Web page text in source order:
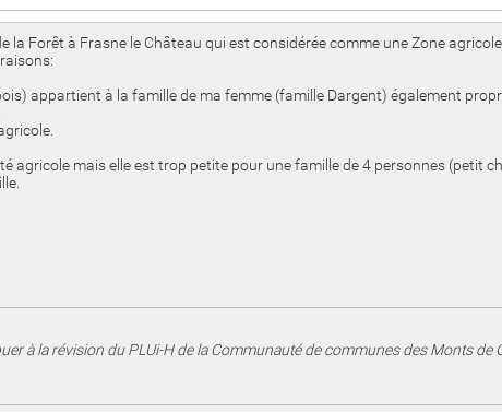
la Forêt à Frasne le Château qui est considérée comme une Zone
appartient à la famille de ma femme (famille Dargent) également
agricole mais elle est trop petite pour une famille de 4 personnes (petit
à la révision du PLUi-H de la Communauté de communes des Monts de